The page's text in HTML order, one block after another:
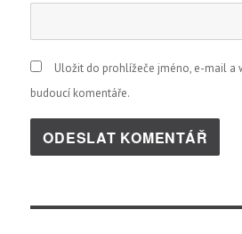
Uložit do prohlížeče jméno, e-mail a
budoucí komentáře.